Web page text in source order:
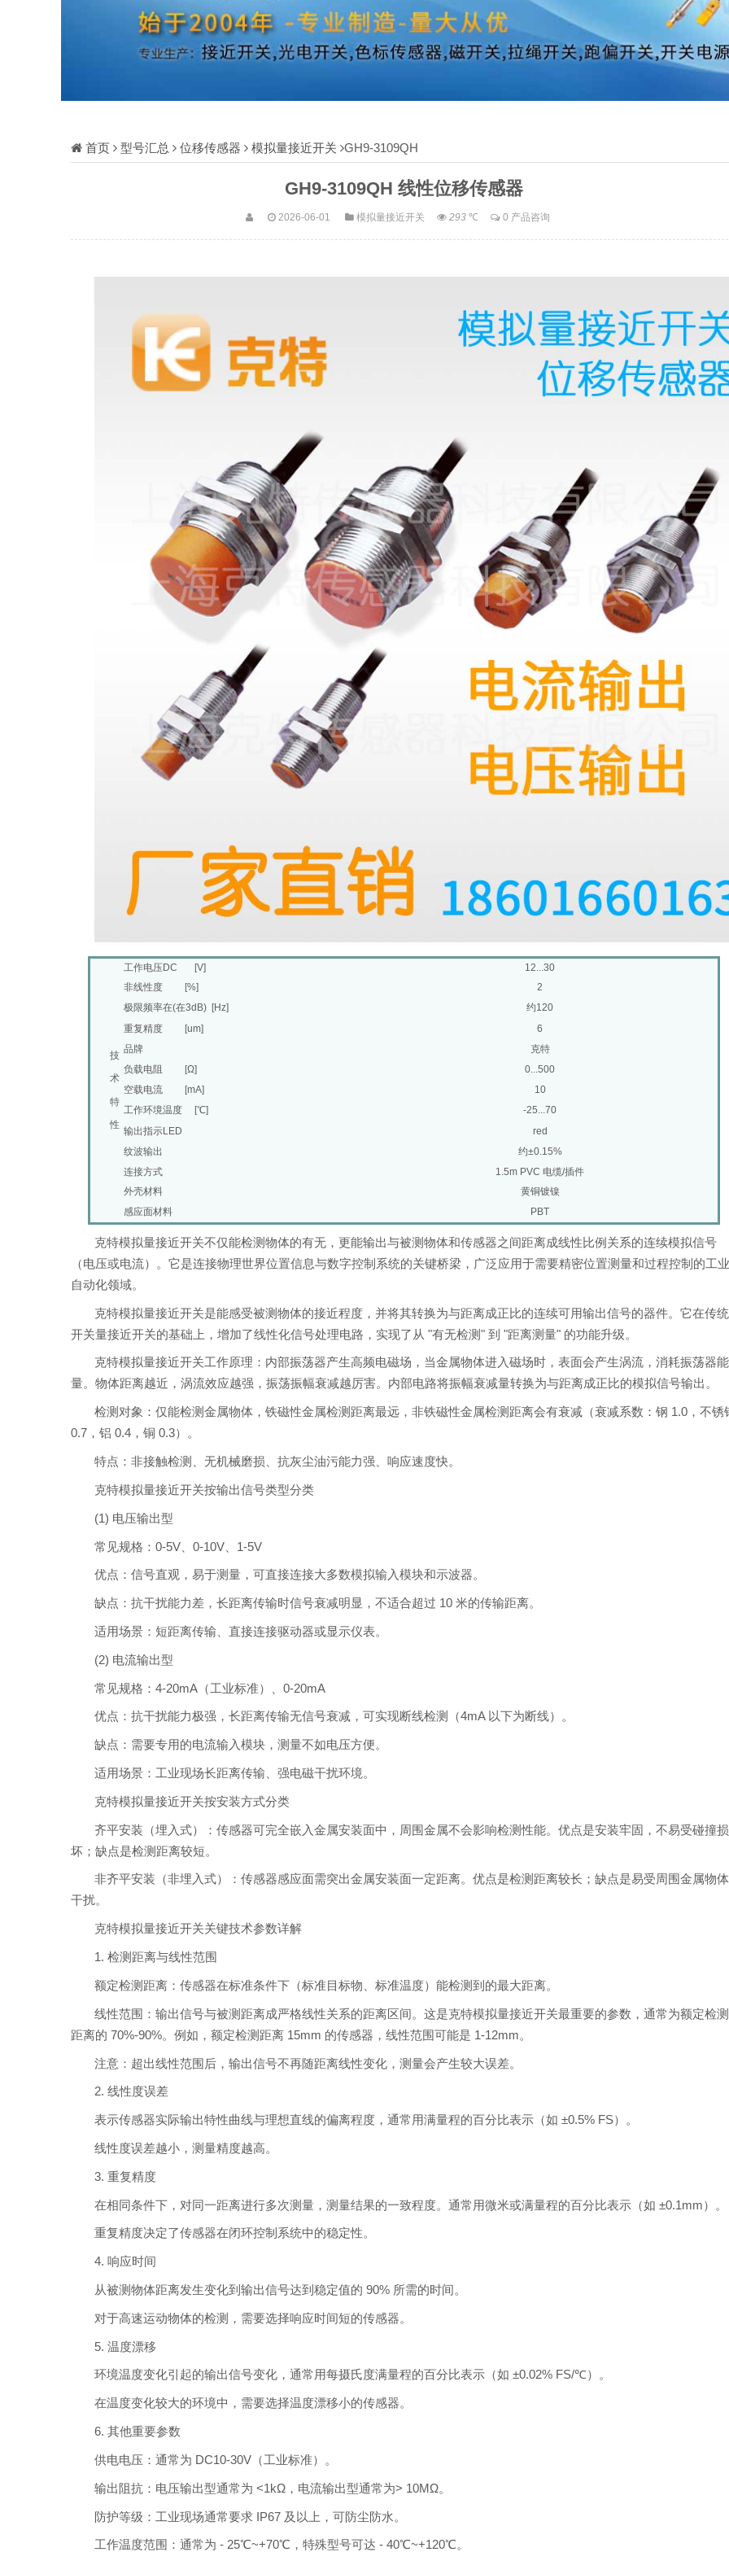
首页 型号汇总 位移传感器 模拟量接近开关 GH9-3109QH
GH9-3109QH 线性位移传感器
2026-06-01 模拟量接近开关 293℃ 0 产品咨询
技
术
特
性
工作电压DC [V]
12...30
非线性度 [%]
2
极限频率在(在3dB) [Hz]
约120
重复精度 [um]
6
品牌
克特
负载电阻 [Ω]
0...500
空载电流 [mA]
10
工作环境温度 [℃]
-25...70
输出指示LED
red
纹波输出
约±0.15%
连接方式
1.5m PVC 电缆/插件
外壳材料
黄铜镀镍
感应面材料
PBT
克特模拟量接近开关不仅能检测物体的有无，更能输出与被测物体和传感器之间距离成线性比例关系的连续模拟信号
（电压或电流）。它是连接物理世界位置信息与数字控制系统的关键桥梁，广泛应用于需要精密位置测量和过程控制的工业
自动化领域。
克特模拟量接近开关是能感受被测物体的接近程度，并将其转换为与距离成正比的连续可用输出信号的器件。它在传统
开关量接近开关的基础上，增加了线性化信号处理电路，实现了从 "有无检测" 到 "距离测量" 的功能升级。
克特模拟量接近开关工作原理：内部振荡器产生高频电磁场，当金属物体进入磁场时，表面会产生涡流，消耗振荡器能
量。物体距离越近，涡流效应越强，振荡振幅衰减越厉害。内部电路将振幅衰减量转换为与距离成正比的模拟信号输出。
检测对象：仅能检测金属物体，铁磁性金属检测距离最远，非铁磁性金属检测距离会有衰减（衰减系数：钢 1.0，不锈
0.7，铝 0.4，铜 0.3）。
特点：非接触检测、无机械磨损、抗灰尘油污能力强、响应速度快。
克特模拟量接近开关按输出信号类型分类
(1) 电压输出型
常见规格：0-5V、0-10V、1-5V
优点：信号直观，易于测量，可直接连接大多数模拟输入模块和示波器。
缺点：抗干扰能力差，长距离传输时信号衰减明显，不适合超过 10 米的传输距离。
适用场景：短距离传输、直接连接驱动器或显示仪表。
(2) 电流输出型
常见规格：4-20mA（工业标准）、0-20mA
优点：抗干扰能力极强，长距离传输无信号衰减，可实现断线检测（4mA 以下为断线）。
缺点：需要专用的电流输入模块，测量不如电压方便。
适用场景：工业现场长距离传输、强电磁干扰环境。
克特模拟量接近开关按安装方式分类
齐平安装（埋入式）：传感器可完全嵌入金属安装面中，周围金属不会影响检测性能。优点是安装牢固，不易受碰撞损
坏；缺点是检测距离较短。
非齐平安装（非埋入式）：传感器感应面需突出金属安装面一定距离。优点是检测距离较长；缺点是易受周围金属物体
干扰。
克特模拟量接近开关关键技术参数详解
1. 检测距离与线性范围
额定检测距离：传感器在标准条件下（标准目标物、标准温度）能检测到的最大距离。
线性范围：输出信号与被测距离成严格线性关系的距离区间。这是克特模拟量接近开关最重要的参数，通常为额定检测
距离的 70%-90%。例如，额定检测距离 15mm 的传感器，线性范围可能是 1-12mm。
注意：超出线性范围后，输出信号不再随距离线性变化，测量会产生较大误差。
2. 线性度误差
表示传感器实际输出特性曲线与理想直线的偏离程度，通常用满量程的百分比表示（如 ±0.5% FS）。
线性度误差越小，测量精度越高。
3. 重复精度
在相同条件下，对同一距离进行多次测量，测量结果的一致程度。通常用微米或满量程的百分比表示（如 ±0.1mm）。
重复精度决定了传感器在闭环控制系统中的稳定性。
4. 响应时间
从被测物体距离发生变化到输出信号达到稳定值的 90% 所需的时间。
对于高速运动物体的检测，需要选择响应时间短的传感器。
5. 温度漂移
环境温度变化引起的输出信号变化，通常用每摄氏度满量程的百分比表示（如 ±0.02% FS/℃）。
在温度变化较大的环境中，需要选择温度漂移小的传感器。
6. 其他重要参数
供电电压：通常为 DC10-30V（工业标准）。
输出阻抗：电压输出型通常为 <1kΩ，电流输出型通常为> 10MΩ。
防护等级：工业现场通常要求 IP67 及以上，可防尘防水。
工作温度范围：通常为 - 25℃~+70℃，特殊型号可达 - 40℃~+120℃。